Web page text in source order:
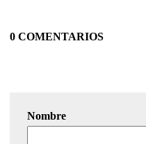
0 COMENTARIOS
Nombre